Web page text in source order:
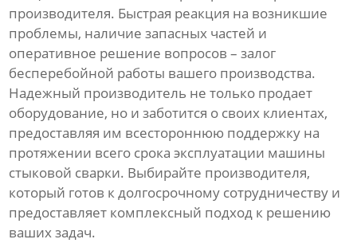
производителя. Быстрая реакция на возникшие
проблемы, наличие запасных частей и
оперативное решение вопросов – залог
бесперебойной работы вашего производства.
Надежный производитель не только продает
оборудование, но и заботится о своих клиентах,
предоставляя им всестороннюю поддержку на
протяжении всего срока эксплуатации машины
стыковой сварки. Выбирайте производителя,
который готов к долгосрочному сотрудничеству и
предоставляет комплексный подход к решению
ваших задач.